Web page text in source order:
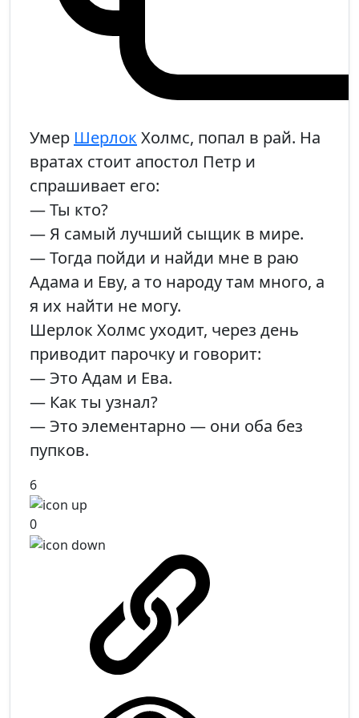
Умер Шерлок Холмс, попал в рай. На
вратах стоит апостол Петр и
спрашивает его:
— Ты кто?
— Я самый лучший сыщик в мире.
— Тогда пойди и найди мне в раю
Адама и Еву, а то народу там много, а
я их найти не могу.
Шерлок Холмс уходит, через день
приводит парочку и говорит:
— Это Адам и Ева.
— Как ты узнал?
— Это элементарно — они оба без
пупков.
6
0